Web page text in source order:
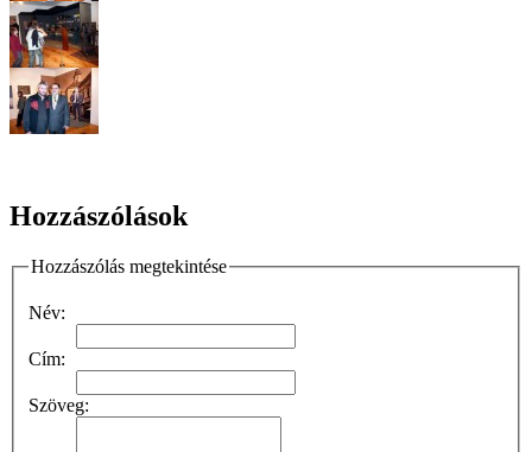
Hozzászólások
Hozzászólás megtekintése
Név:
Cím:
Szöveg: